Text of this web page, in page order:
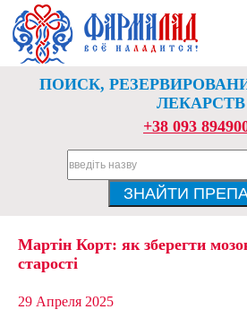
ПОИСК,
ЛЕКАРСТВ
+38 093
Мартін Корт: як зберегти
старості
29 Апреля 2025